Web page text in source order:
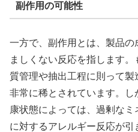
副作用の可能性
一方で、副作用とは、製品
ましくない反応を指します
質管理や抽出工程に則って
非常に稀とされています。
康状態によっては、過剰な
に対するアレルギー反応が